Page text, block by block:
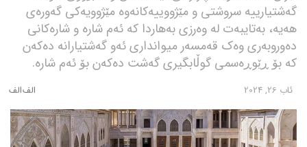
گەشتیارییە سروشتی و مێژووییەکانەوە مێژوویەکی گەورەی
هەیە، بەتایبەت لە وەرزی بەهاردا کە ئەم شارە و شارەکانی
دەوروبەری وەک قەمسەر میوانداری ئەو گەشتیارانە دەکەن
کە بۆ ڕێوڕەسمی گوڵابگیری گەشت دەکەن بۆ ئەم شارە.
ئاب 26, 2024